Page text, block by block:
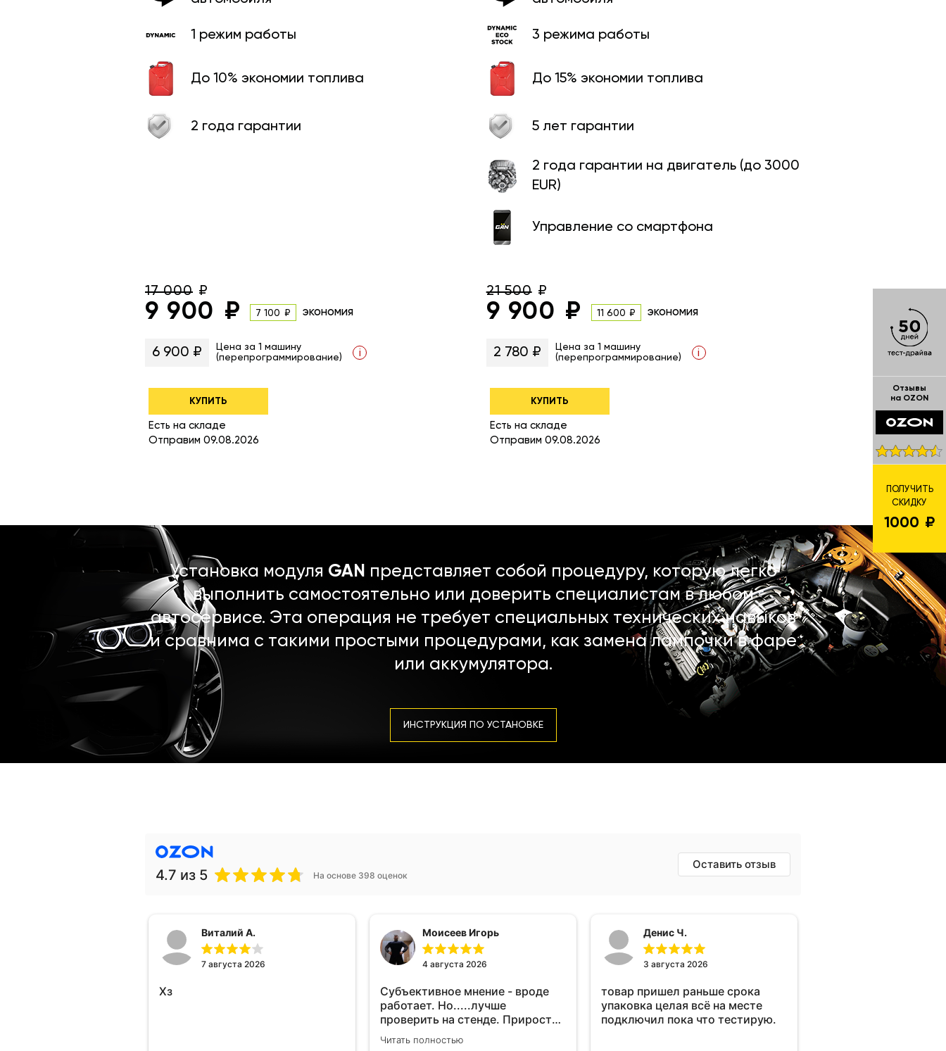
3 режима работы
До 15% экономии топлива
5 лет гарантии
2 года гарантии на двигатель (до 3000
EUR)
Управление со смартфона
21 500
9 900 11 600 экономия
2 780 ₽
Цена за 1 машину
(перепрограммирование)
i
КУПИТЬ
Есть на складе
Отправим 09.08.2026
1 режим работы
До 10% экономии топлива
2 года гарантии
17 000
9 900 7 100 экономия
6 900 ₽
Цена за 1 машину
(перепрограммирование)
i
КУПИТЬ
Есть на складе
Отправим 09.08.2026
Установка модуля GAN представляет собой процедуру, которую легко
выполнить самостоятельно или доверить специалистам в любом
автосервисе. Эта операция не требует специальных технических навыков
и сравнима с такими простыми процедурами, как замена лампочки в фаре
или аккумулятора.
ИНСТРУКЦИЯ ПО УСТАНОВКЕ
4.7 из 5 На основе 398 оценок
Оставить отзыв
Виталий А.
7 августа 2026
Хз
Моисеев Игорь
4 августа 2026
Субъективное мнение - вроде
работает. Но.....лучше
проверить на стенде. Прирост
10-12% "на глаз" уловить очень
сложно. Покатаюсь, потом
Читать полностью
Денис Ч.
3 августа 2026
товар пришел раньше срока
упаковка целая всё на месте
подключил пока что тестирую.
Отзывы
на OZON
ПОЛУЧИТЬ
СКИДКУ
1000